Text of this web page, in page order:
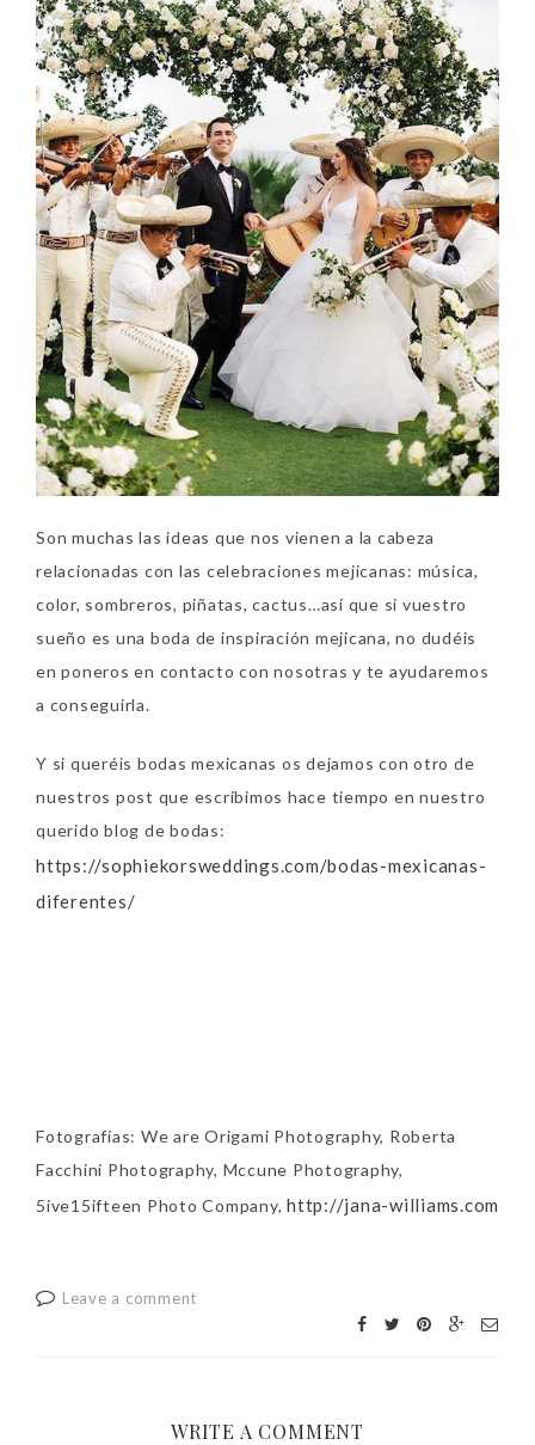
Son muchas las ideas que nos vienen a la cabeza
relacionadas con las celebraciones mejicanas: música,
color, sombreros, piñatas, cactus…así que si vuestro
sueño es una boda de inspiración mejicana, no dudéis
en poneros en contacto con nosotras y te ayudaremos
a conseguirla.
Y si queréis bodas mexicanas os dejamos con otro de
nuestros post que escribimos hace tiempo en nuestro
querido blog de bodas:
https://sophiekorsweddings.com/bodas-mexicanas-
diferentes/
Fotografías: We are Origami Photography, Roberta
Facchini Photography, Mccune Photography,
5ive15ifteen Photo Company, http://jana-williams.com
Leave a comment
WRITE A COMMENT